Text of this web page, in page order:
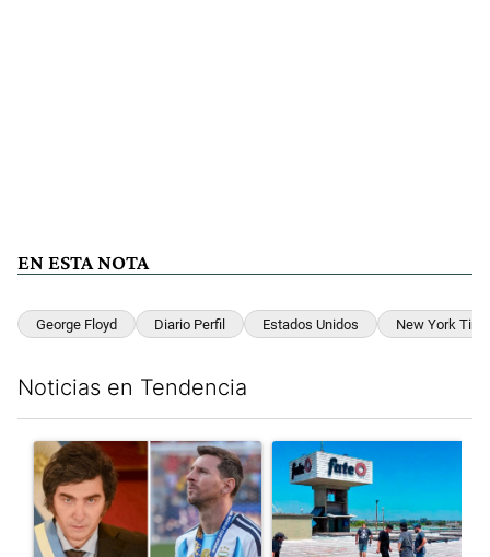
EN ESTA NOTA
George Floyd Diario Perfil Estados Unidos New York
Noticias en Tendencia
Un artículo de tendencia con el título "Milei despidió a Jorge
Un artículo de tendencia